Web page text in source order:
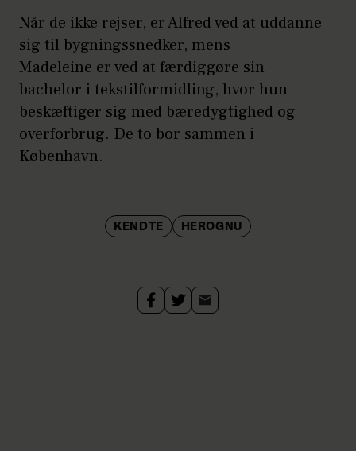
Når de ikke rejser, er Alfred ved at uddanne
sig til bygningssnedker, mens
Madeleine er ved at færdiggøre sin
bachelor i tekstilformidling, hvor hun
beskæftiger sig med bæredygtighed og
overforbrug. De to bor sammen i
København.
KENDTE HEROGNU